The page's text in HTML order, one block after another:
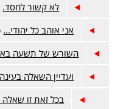
לא קשור לחסד.
אני אוהב כל יהודי...
השורש של תשעה
ועדיין השאלה
בכל זאת זו שאלה